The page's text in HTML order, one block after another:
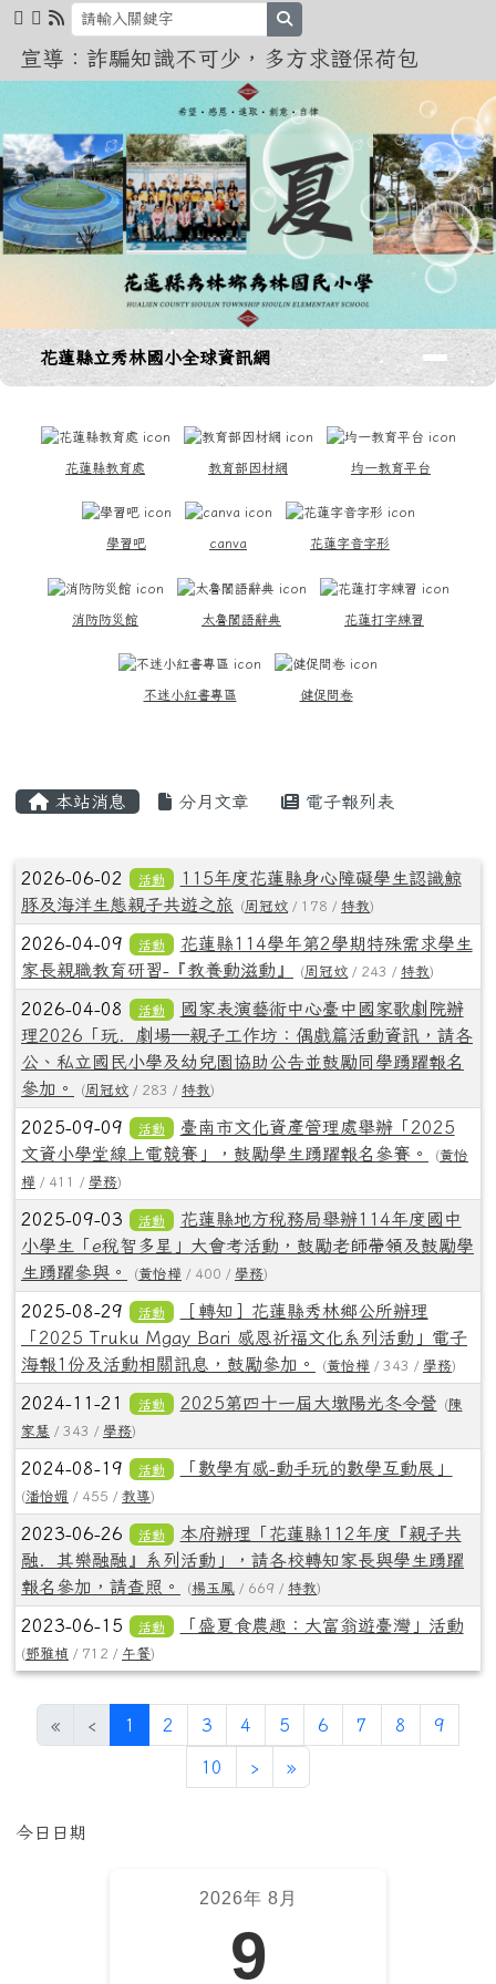
跳至主內容區
花蓮縣立秀林國小全球資訊網
宣導：詐騙知識不可少，多方求證保荷包
導覽列花蓮縣立秀林國小全球資訊網
花蓮縣教育處 教育部因材網 均一教育平台
學習吧 canva 花蓮字音字形
消防防災館 太魯閣語辭典 花蓮打字練習
不迷小紅書專區 健促問卷
本站消息 分月文章 電子報列表
文章列表
2026-06-02 活動
115年度花蓮縣身心障礙學生認識鯨
豚及海洋生態親子共遊之旅
(周冠妏 / 178 / 特教)
2026-04-09 活動
花蓮縣114學年第2學期特殊需求學生
家長親職教育研習-『教養動滋動』
(周冠妏 / 243 / 特教)
2026-04-08 活動
國家表演藝術中心臺中國家歌劇院辦
理2026「玩．劇場—親子工作坊：偶戲篇活動資訊，請各
公、私立國民小學及幼兒園協助公告並鼓勵同學踴躍報名
參加。
(周冠妏 / 283 / 特教)
2025-09-09 活動
臺南市文化資產管理處舉辦「2025
文資小學堂線上電競賽」，鼓勵學生踴躍報名參賽。
(黃怡
樺 / 411 / 學務)
2025-09-03 活動
花蓮縣地方稅務局舉辦114年度國中
小學生「e稅智多星」大會考活動，鼓勵老師帶領及鼓勵學
生踴躍參與。
(黃怡樺 / 400 / 學務)
2025-08-29 活動
［轉知］花蓮縣秀林鄉公所辦理
「2025 Truku Mgay Bari 感恩祈福文化系列活動」電子
海報1份及活動相關訊息，鼓勵參加。
(黃怡樺 / 343 / 學務)
2024-11-21 活動 2025第四十一屆大墩陽光冬令營 (陳
家慧 / 343 / 學務)
2024-08-19 活動 「數學有感-動手玩的數學互動展」
(潘怡媚 / 455 / 教導)
2023-06-26 活動
本府辦理「花蓮縣112年度『親子共
融．其樂融融』系列活動」，請各校轉知家長與學生踴躍
報名參加，請查照。
(楊玉鳳 / 669 / 特教)
2023-06-15 活動 「盛夏食農趣：大富翁遊臺灣」活動
(鄧雅楨 / 712 / 午餐)
« ‹ 1 (目前頁次)
2 3 4 5 6 7 8 9
10 ›下一頁
»最後頁
左邊區域內容
今日日期
2026年 8月
9